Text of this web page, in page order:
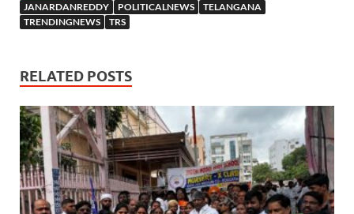
JANARDANREDDY
POLITICALNEWS
TELANGANA
TRENDINGNEWS
TRS
RELATED POSTS